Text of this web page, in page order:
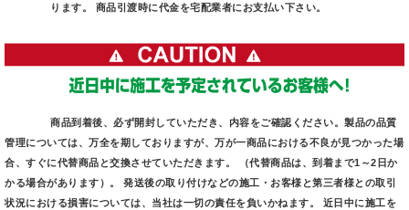
ります。 商品引渡時に代金を宅配業者にお支払い下さい。
商品到着後、必ず開封していただき、内容をご確認ください。製品の品質
管理については、万全を期しておりますが、万が一商品における不良が見つかった場
合、すぐに代替商品と交換させていただきます。 （代替商品は、到着まで1～2日か
かる場合があります）。 発送後の取り付けなどの施工・お客様と第三者様との取引
状況における損害については、当社は一切の責任を負いかねます。 近日中に施工を